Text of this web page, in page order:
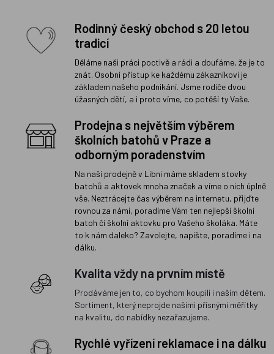
Rodinný český obchod s 20 letou
tradicí
Děláme naši práci poctivě a rádi a doufáme, že je to
znát. Osobní přístup ke každému zákazníkovi je
základem našeho podnikání. Jsme rodiče dvou
úžasných dětí, a i proto víme, co potěší ty Vaše.
Prodejna s největším výběrem
školních batohů v Praze a
odborným poradenstvím
Na naší prodejně v Libni máme skladem stovky
batohů a aktovek mnoha značek a víme o nich úplně
vše. Neztrácejte čas výběrem na internetu, přijďte
rovnou za námi, poradíme Vám ten nejlepší školní
batoh či školní aktovku pro Vašeho školáka. Máte
to k nám daleko? Zavolejte, napište, poradíme i na
dálku.
Kvalita vždy na prvním místě
Prodáváme jen to, co bychom koupili i našim dětem.
Sortiment, který neprojde našimi přísnými měřítky
na kvalitu, do nabídky nezařazujeme.
Rychlé vyřízení reklamace i na dálku